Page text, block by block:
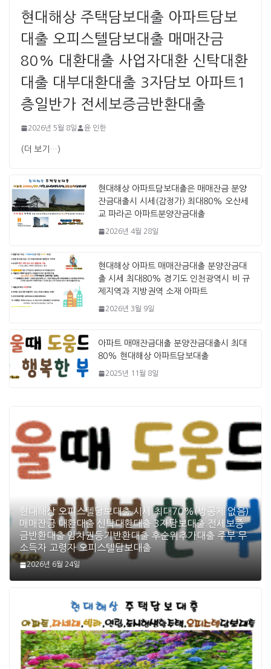
현대해상 주택담보대출 아파트담보
대출 오피스텔담보대출 매매잔금
80% 대환대출 사업자대환 신탁대환
대출 대부대환대출 3자담보 아파트1
층일반가 전세보증금반환대출
2026년 5월 8일 윤 인한
(더 보기…)
현대해상 아파트담보대출은 매매잔금 분양
잔금대출시 시세(감정가) 최대80% 오산세
교 파라곤 아파트분양잔금대출
2026년 4월 28일
현대해상 아파트 매매잔금대출 분양잔금대
출 시세 최대80% 경기도 인천광역시 비 규
제지역과 지방권역 소재 아파트
2026년 3월 9일
아파트 매매잔금대출 분양잔금대출시 최대
80% 현대해상 아파트담보대출
2025년 11월 8일
현대해상 오피스텔담보대출 시세 최대70%(방공제 없음)
매매잔금 대환대출 신탁대환대출 3자담보대출 전세보증
금반환대출 임차권등기반환대출 후순위추가대출 주부 무
소득자 고령자 오피스텔담보대출
2026년 6월 24일